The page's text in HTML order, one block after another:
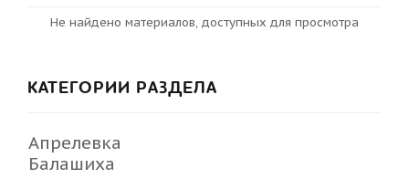
Не найдено материалов, доступных для просмотра
КАТЕГОРИИ РАЗДЕЛА
Апрелевка
Балашиха